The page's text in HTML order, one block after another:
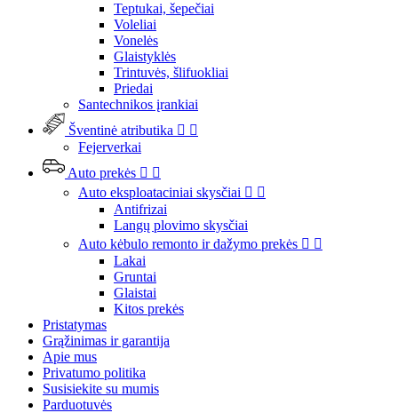
Teptukai, šepečiai
Voleliai
Vonelės
Glaistyklės
Trintuvės, šlifuokliai
Priedai
Santechnikos įrankiai
Šventinė atributika  
Fejerverkai
Auto prekės  
Auto eksploataciniai skysčiai  
Antifrizai
Langų plovimo skysčiai
Auto kėbulo remonto ir dažymo prekės  
Lakai
Gruntai
Glaistai
Kitos prekės
Pristatymas
Grąžinimas ir garantija
Apie mus
Privatumo politika
Susisiekite su mumis
Parduotuvės